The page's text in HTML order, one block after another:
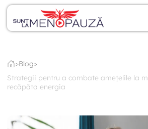
Cumpără pachete
Blog
>Blog>
Strategii pentru a combate amețelile la
recăpăta energia